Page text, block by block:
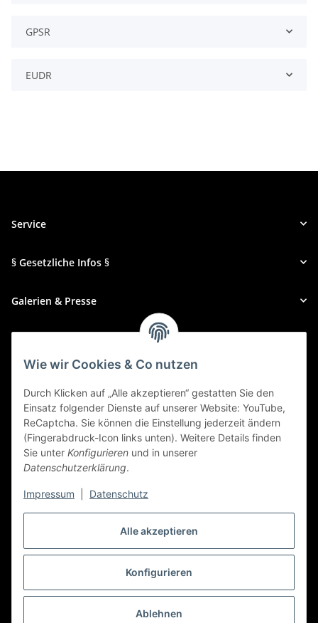
Alle akzeptieren
Konfigurieren
Ablehnen
Wie wir Cookies & Co nutzen
Durch Klicken auf „Alle akzeptieren“ gestatten Sie den
Einsatz folgender Dienste auf unserer Website: YouTube,
ReCaptcha. Sie können die Einstellung jederzeit ändern
(Fingerabdruck-Icon links unten). Weitere Details finden
Sie unter Konfigurieren und in unserer
Datenschutzerklärung.
Impressum Datenschutz
GPSR
EUDR
Service
§ Gesetzliche Infos §
Galerien & Presse
Zahlungsmethoden
* Alle Preise inkl. gesetzlicher USt., zzgl.Versand